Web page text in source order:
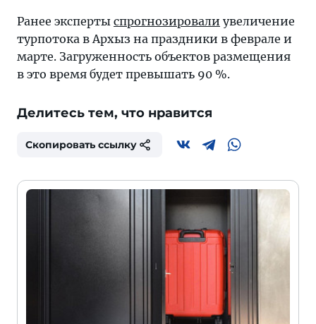
Ранее эксперты спрогнозировали увеличение
турпотока в Архыз на праздники в феврале и
марте. Загруженность объектов размещения
в это время будет превышать 90 %.
Делитесь тем, что нравится
Скопировать ссылку